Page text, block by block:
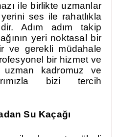
ile birlikte uzmanlar
yerini ses ile rahatlıkla
Adım adım takip
yeri noktasal bir
ve gerekli müdahale
bir hizmet ve
kadromuz ve
bizi tercih
Su Kaçağı